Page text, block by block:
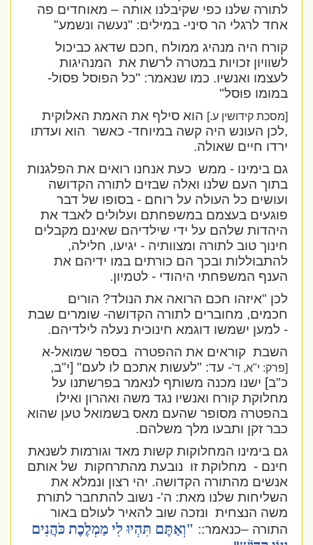
לתורה שלנו כפי שקיבלנו אותה – מאוחדים פה
אחד לרגלי הר סיני- במילים: "נעשה ונשמע"
קורח היה מנהיג ממולח ,חכם שדאג כביכול
לשוויון זכויות במטרה לרשת את המנהיגות
לעצמו ואנשיו. כמו שנאמר: "כל הפוסל פסול-
במומו פוסל"
[מסכת קידושין ע.]הוא סילף את האמת האלוקית
,לכן העונש היה קשה במיוחד- כאשר הוא ועדתו
ירדו חיים שאולה.
גם בימינו - ממש כעת אנחנו רואים את הפלגנות
בתוך העם שלנו ואלה שבזים לתורה הקדושה
ועושים כל העולה על רוחם - בסופו של דבר
פוגעים בעצמם במשפחתם ועלולים לאבד את
היהדות שלהם על ידי שילדיהם שאינם מקבלים
חינוך טוב לתורה ומצוותיה - יגיעו, חלילה,
להתבוללות ובכך הם כורתים במו ידיהם את
הענף המשפחתי היהודי - לטמיון.
לכן "איזהו חכם הרואה את הנולד? הורים
חכמים, מחוברים לתורה הקדושה- שומרים שבת
- למען ישמשו דוגמא חינוכית נעלה לילדיהם.
השבת קוראים את ההפטרה בספר שמואל-א
[פרק: י"א, ד' - עד: "לעשות אתכם לו לעם" [י"ב,
כ"ב] ישנו מכנה משותף לנאמר בפרשתנו על
מחלוקת קורח ואנשיו נגד משה ואהרון ואילו
בהפטרה מסופר שהעם מאס בשמואל טען שהוא
כבר זקן ותבעו מלך משלהם.
גם בימינו המחלוקות קשות מאד וגורמות לשנאת
חינם - מחלוקת זו נובעת מהתרחקות של אותם
אנשים מהתורה הקדושה. יהי רצון ונמלא את
השליחות שלנו מאת: ה'- נשוב להתחבר לתורת
משה הנצחית ונזכה שוב להאיר לעולם באור
התורה –כנאמר::"וְאַתֶּם תִּהְיוּ לִי מַמְלֶכֶת כֹּהֲנִים